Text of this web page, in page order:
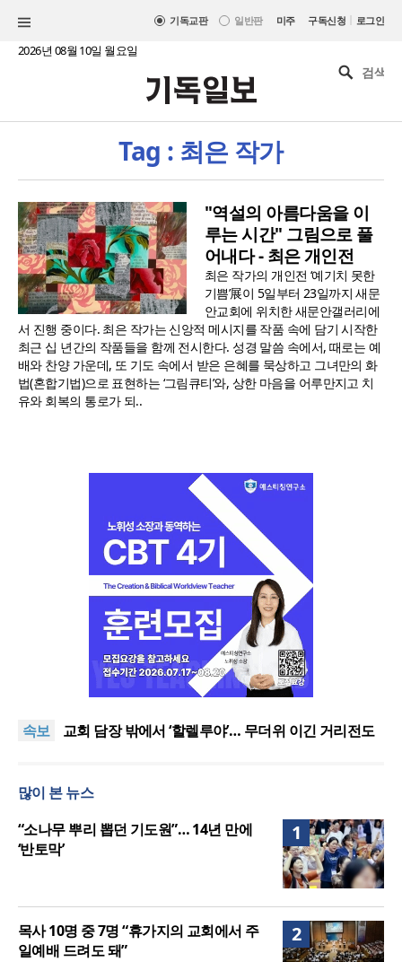
기독교판 일반판 미주 구독신청 | 로그인
2026년 08월 10일 월요일
Tag : 최은 작가
"역설의 아름다움을 이
루는 시간" 그림으로 풀
어내다 - 최은 개인전
최은 작가의 개인전 ‘예기치 못한
기쁨’展이 5일부터 23일까지 새문
안교회에 위치한 새문안갤러리에
서 진행 중이다. 최은 작가는 신앙적 메시지를 작품 속에 담기 시작한
최근 십 년간의 작품들을 함께 전시한다. 성경 말씀 속에서, 때로는 예
배와 찬양 가운데, 또 기도 속에서 받은 은혜를 묵상하고 그녀만의 화
법(혼합기법)으로 표현하는 ‘그림큐티’와, 상한 마음을 어루만지고 치
유와 회복의 통로가 되..
속보
[오늘의 말씀] 죄의 종에서 의의 종으로
교회 담장 밖에서 ‘할렐루야’… 무더위 이긴 거리전도
교할 것인가?
[오늘의 말씀] 죄의 종에서 의의 종으로
할렐루야대회 둘째 날 집회 “상황 뛰어넘는 믿음”
많이 본 뉴스
1
“소나무 뿌리 뽑던 기도원”… 14년 만에
‘반토막’
2
목사 10명 중 7명 “휴가지의 교회에서 주
일예배 드려도 돼”